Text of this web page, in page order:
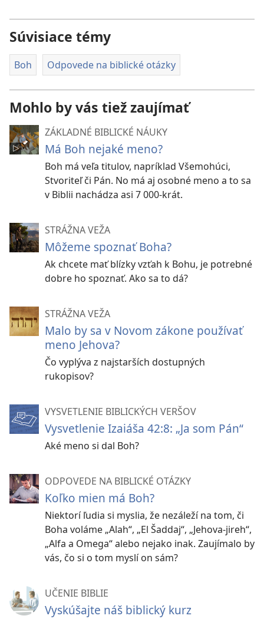
Súvisiace témy
Boh Odpovede na biblické otázky
Mohlo by vás tiež zaujímať
ZÁKLADNÉ BIBLICKÉ NÁUKY
Má Boh nejaké meno?
Boh má veľa titulov, napríklad Všemohúci,
Stvoriteľ či Pán. No má aj osobné meno a to sa
v Biblii nachádza asi 7 000-krát.
STRÁŽNA VEŽA
Môžeme spoznať Boha?
Ak chcete mať blízky vzťah k Bohu, je potrebné
dobre ho spoznať. Ako sa to dá?
STRÁŽNA VEŽA
Malo by sa v Novom zákone používať
meno Jehova?
Čo vyplýva z najstarších dostupných
rukopisov?
VYSVETLENIE BIBLICKÝCH VERŠOV
Vysvetlenie Izaiáša 42:8: „Ja som Pán“
Aké meno si dal Boh?
ODPOVEDE NA BIBLICKÉ OTÁZKY
Koľko mien má Boh?
Niektorí ľudia si myslia, že nezáleží na tom, či
Boha voláme „Alah“, „El Šaddaj“, „Jehova-jireh“,
„Alfa a Omega“ alebo nejako inak. Zaujímalo by
vás, čo si o tom myslí on sám?
UČENIE BIBLIE
Vyskúšajte náš biblický kurz